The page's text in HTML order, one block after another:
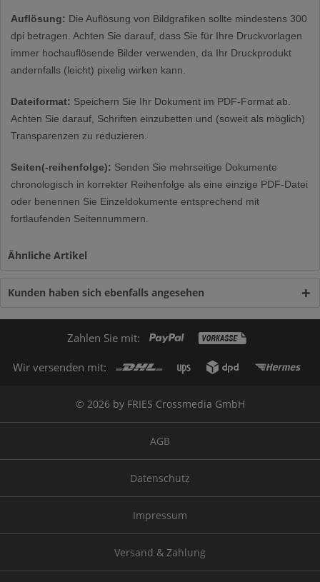
Auflösung: Die Auflösung von Bildgrafiken sollte mindestens 300
dpi betragen. Achten Sie darauf, dass Sie für Ihre Druckvorlagen
immer hochauflösende Bilder verwenden, da Ihr Druckprodukt
andernfalls (leicht) pixelig wirken kann.
Dateiformat: Speichern Sie Ihr Dokument im PDF-Format ab.
Achten Sie darauf, Schriften einzubetten und (soweit als möglich)
Transparenzen zu reduzieren.
Seiten(-reihenfolge): Senden Sie mehrseitige Dokumente
chronologisch in korrekter Reihenfolge als eine einzige PDF-Datei
oder benennen Sie Einzeldokumente entsprechend mit
fortlaufenden Seitennummern.
Ähnliche Artikel
Kunden haben sich ebenfalls angesehen
Zahlen Sie mit:
Wir versenden mit:
© 2026 by FRIES Crossmedia GmbH
AGB
Datenschutz
Impressum
Versand & Zahlung